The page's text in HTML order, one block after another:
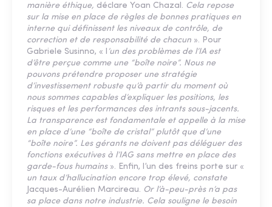
manière éthique, déclare Yoan Chazal. Cela repose
sur la mise en place de règles de bonnes pratiques en
interne qui définissent les niveaux de contrôle, de
correction et de responsabilité de chacun ». Pour
Gabriele Susinno, « l ’un des problèmes de l’IA est
d’être perçue comme une “boîte noire”. Nous ne
pouvons prétendre proposer une stratégie
d’investissement robuste qu’à partir du moment où
nous sommes capables d’expliquer les positions, les
risques et les performances des intrants sous-jacents.
La transparence est fondamentale et appelle à la mise
en place d’une “boîte de cristal” plutôt que d’une
“boîte noire”. Les gérants ne doivent pas déléguer des
fonctions exécutives à l’IAG sans mettre en place des
garde-fous humains». Enfin, l’un des freins porte sur «
un taux d’hallucination encore trop élevé, constate
Jacques-Aurélien Marcireau. Or l’à-peu-près n’a pas
sa place dans notre industrie. Cela souligne le besoin